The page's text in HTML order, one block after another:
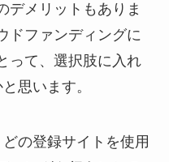
デメリットもありま
ドファンディングに
って、選択肢に入れ
思います。
の登録サイトを使用